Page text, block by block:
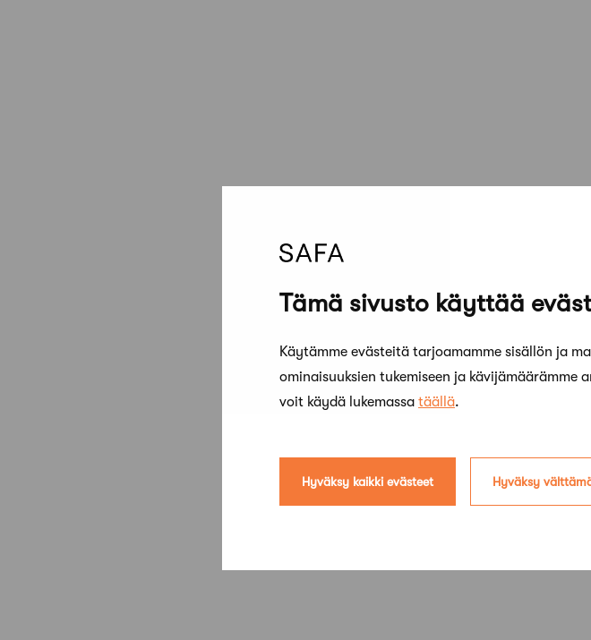
Tämä sivusto käyttää
Käytämme evästeitä tarjoamamme sisällön ja
ominaisuuksien tukemiseen ja kävijämäärämme
voit käydä lukemassa täällä.
Hyväksy kaikki evästeet Hyväksy